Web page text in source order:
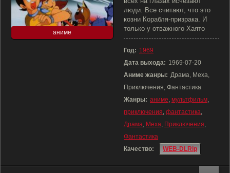
аниме
люди. Все считают, что это
козни Корабля-призрака. И
только у отважного Хаято
Год: 1969
Дата выхода: 1969-07-20
Аниме жанры: Драма, Меха,
Приключения, Фантастика
Жанры: аниме, мультфильм,
приключения, фантастика,
Драма, Меха, Приключения,
Фантастика
Качество:
WEB-DLRip